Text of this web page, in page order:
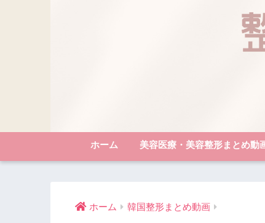
ホーム 美容医療・美容整形まとめ動
ホーム 韓国整形まとめ動画